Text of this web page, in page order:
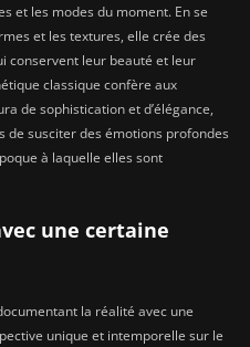
et les modes du moment. En se
et les textures, elle crée des
conservent leur beauté et leur
classique confère aux
de sophistication et d’élégance,
de susciter des émotions profondes
à laquelle elles sont
une certaine
la réalité avec une
unique et intemporelle sur le